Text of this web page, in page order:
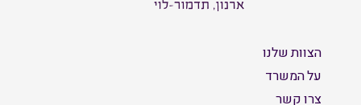
הצוות שלנו
על המשרד
צרו קשר